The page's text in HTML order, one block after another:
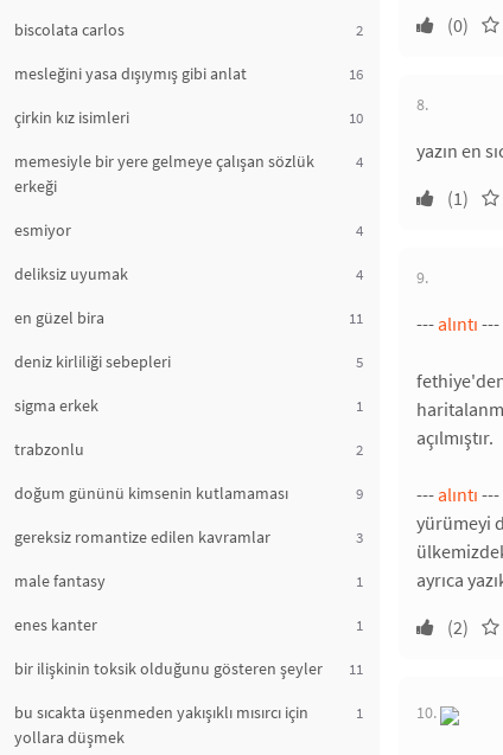
biscolata carlos 2
mesleğini yasa dışıymış gibi anlat 16
çirkin kız isimleri 10
memesiyle bir yere gelmeye çalışan sözlük
erkeği
4
esmiyor 4
deliksiz uyumak 4
en güzel bira 11
deniz kirliliği sebepleri 5
sigma erkek 1
trabzonlu 2
doğum gününü kimsenin kutlamaması 9
gereksiz romantize edilen kavramlar 3
male fantasy 1
enes kanter 1
bir ilişkinin toksik olduğunu gösteren şeyler 11
bu sıcakta üşenmeden yakışıklı mısırcı için
yollara düşmek
1
(0)
8.
yazın en
(1)
9.
---alıntı ---
açılmıştır.
---alıntı ---
yürümeyi
ayrıca
(2)
10.